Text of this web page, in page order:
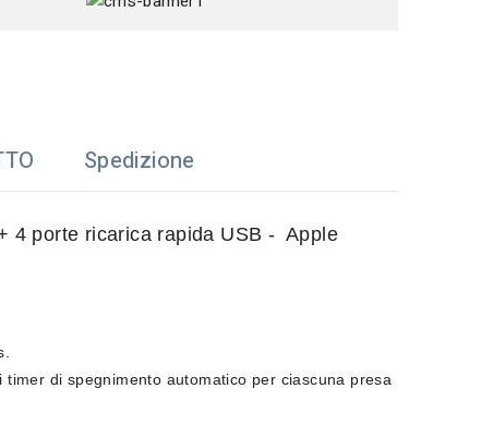
Spedizione
4 porte ricarica rapida USB - Apple
di spegnimento automatico per ciascuna presa